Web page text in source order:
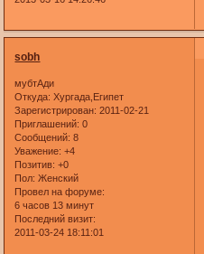
sobh
мубтАди
Откуда: Хургада,Египет
Зарегистрирован: 2011-02-21
Приглашений: 0
Сообщений: 8
Уважение: +4
Позитив: +0
Пол: Женский
Провел на форуме:
6 часов 13 минут
Последний визит:
2011-03-24 18:11:01